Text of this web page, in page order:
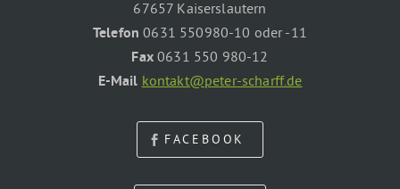
67657 Kaiserslautern
Telefon 0631 550980-10 oder -11
Fax0631 550 980-12
E-Mail kontakt@peter-scharff.de
FACEBOOK